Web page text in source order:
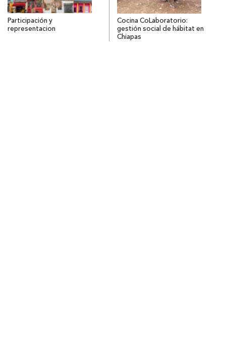
Participación y
representacion
Cocina CoLaboratorio:
gestión social de hábitat en
Chiapas